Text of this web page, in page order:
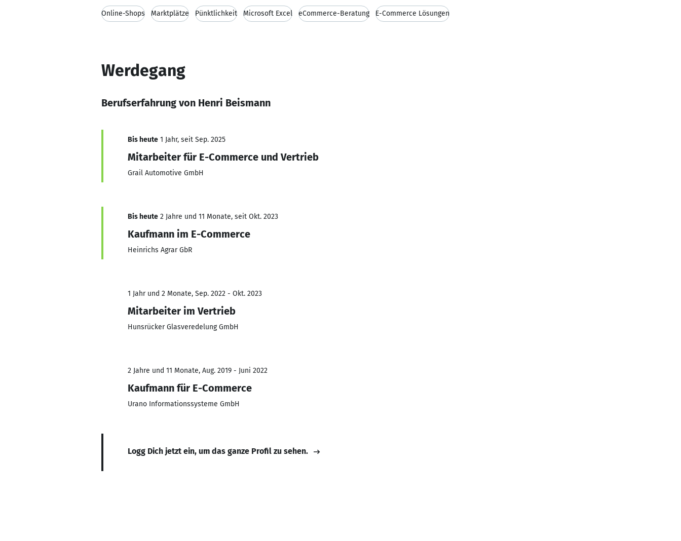
Online-Shops Marktplätze Pünktlichkeit Microsoft Excel eCommerce-Beratung E-Commerce Lösungen
Werdegang
Berufserfahrung von Henri Beismann
Bis heute 1 Jahr, seit Sep. 2025
Mitarbeiter für E-Commerce und Vertrieb
Grail Automotive GmbH
Bis heute 2 Jahre und 11 Monate, seit Okt. 2023
Kaufmann im E-Commerce
Heinrichs Agrar GbR
1 Jahr und 2 Monate, Sep. 2022 - Okt. 2023
Mitarbeiter im Vertrieb
Hunsrücker Glasveredelung GmbH
2 Jahre und 11 Monate, Aug. 2019 - Juni 2022
Kaufmann für E-Commerce
Urano Informationssysteme GmbH
Logg Dich jetzt ein, um das ganze Profil zu sehen.